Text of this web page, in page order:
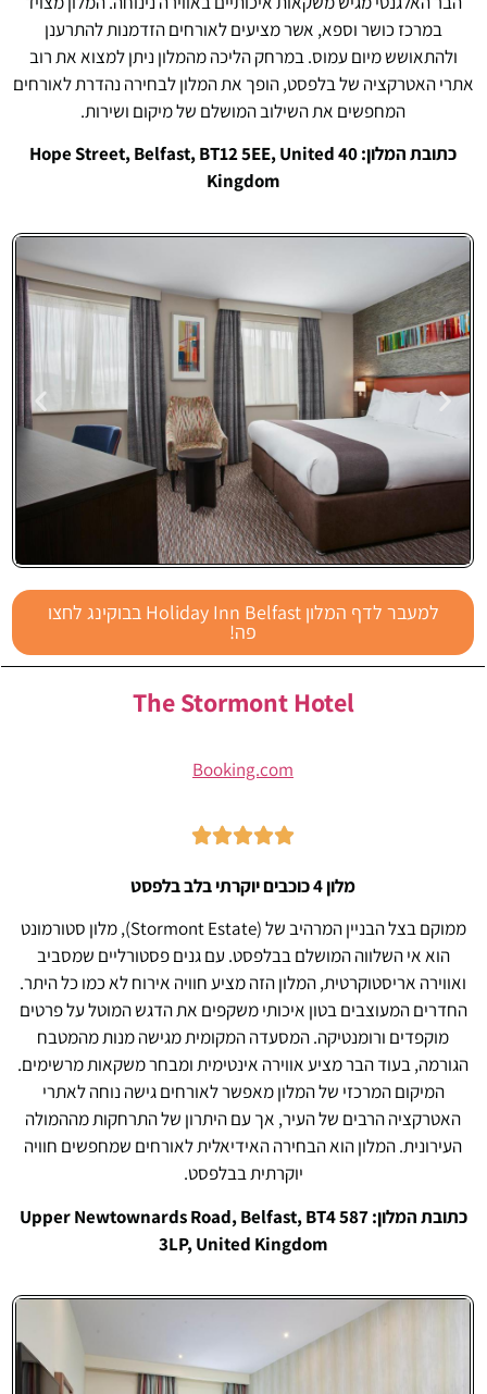
במרכז כושר וספא, אשר מציעים לאורחים הזדמנות להתרענן
ולהתאושש מיום עמוס. במרחק הליכה מהמלון ניתן למצוא את רוב
אתרי האטרקציה של בלפסט, הופך את המלון לבחירה נהדרת לאורחים
המחפשים את השילוב המושלם של מיקום ושירות.
כתובת המלון: 40 Hope Street, Belfast, BT12 5EE, United
Kingdom
Holiday Inn
Belfast
למעבר לדף המלון Holiday Inn Belfast בבוקינג לחצו
פה!
The Stormont Hotel
Booking.com





מלון 4 כוכבים יוקרתי בלב בלפסט
ממוקם בצל הבניין המרהיב של (Stormont Estate), מלון סטורמונט
הוא אי השלווה המושלם בבלפסט. עם גנים פסטורליים שמסביב
ואווירה אריסטוקרטית, המלון הזה מציע חוויה אירוח לא כמו כל היתר.
החדרים המעוצבים בטון איכותי משקפים את הדגש המוטל על פרטים
מוקפדים ורומנטיקה. המסעדה המקומית מגישה מנות מהמטבח
הגורמה, בעוד הבר מציע אווירה אינטימית ומבחר משקאות מרשימים.
המיקום המרכזי של המלון מאפשר לאורחים גישה נוחה לאתרי
האטרקציה הרבים של העיר, אך עם היתרון של התרחקות מההמולה
העירונית. המלון הוא הבחירה האידיאלית לאורחים שמחפשים חוויה
יוקרתית בבלפסט.
כתובת המלון: 587 Upper Newtownards Road, Belfast, BT4
3LP, United Kingdom